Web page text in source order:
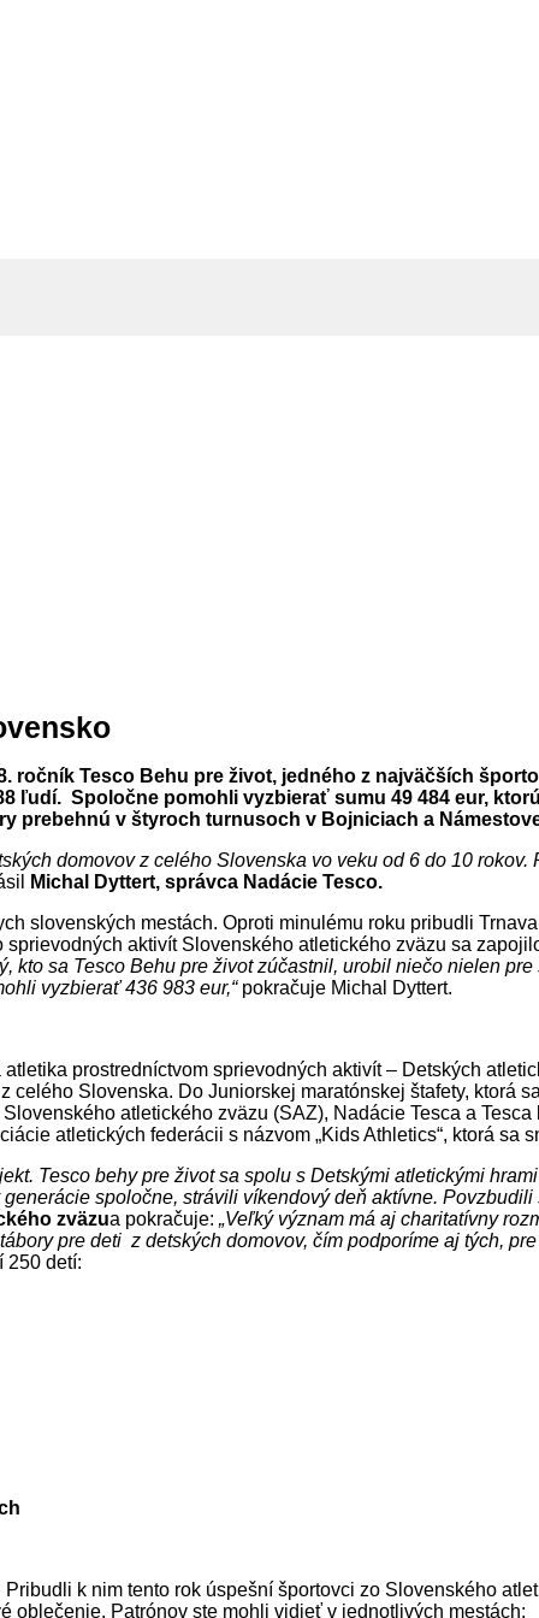
ročník Tesco Behu pre život, jedného z najväčších
ľudí. Spoločne pomohli vyzbierať sumu 49 484 eur,
prebehnú v štyroch turnusoch v Bojniciach a
domovov z celého Slovenska vo veku od 6 do 10
Michal Dyttert, správca Nadácie Tesco.
slovenských mestách. Oproti minulému roku pribudli
aktivít Slovenského atletického zväzu sa
kto sa Tesco Behu pre život zúčastnil, urobil niečo nielen
vyzbierať 436 983 eur,“pokračuje Michal Dyttert.
prostredníctvom sprievodných aktivít – Detských
Slovenska. Do Juniorskej maratónskej štafety, ktorá
atletického zväzu (SAZ), Nadácie Tesca a
atletických federácii s názvom „Kids Athletics“, ktorá sa
Tesco behy pre život sa spolu s Detskými atletickými
spoločne, strávili víkendový deň aktívne.
zväzua pokračuje: „Veľký význam má aj charitatívny
pre deti z detských domovov, čím podporíme aj tých,
250 detí:
k nim tento rok úspešní športovci zo Slovenského
oblečenie. Patrónov ste mohli vidieť v jednotlivých mestách: